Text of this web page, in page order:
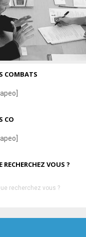
COMBATS
CO
RECHERCHEZ VOUS ?